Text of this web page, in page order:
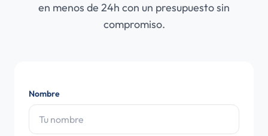
en menos de 24h con un presupuesto sin
compromiso.
Nombre